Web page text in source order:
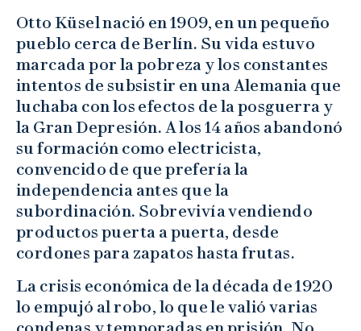
Otto Küsel nació en 1909, en un pequeño
pueblo cerca de Berlín. Su vida estuvo
marcada por la pobreza y los constantes
intentos de subsistir en una Alemania que
luchaba con los efectos de la posguerra y
la Gran Depresión. A los 14 años abandonó
su formación como electricista,
convencido de que prefería la
independencia antes que la
subordinación. Sobrevivía vendiendo
productos puerta a puerta, desde
cordones para zapatos hasta frutas.
La crisis económica de la década de 1920
lo empujó al robo, lo que le valió varias